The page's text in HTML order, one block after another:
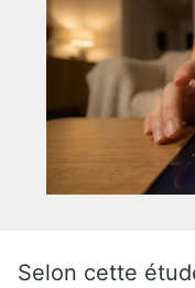
Selon cette